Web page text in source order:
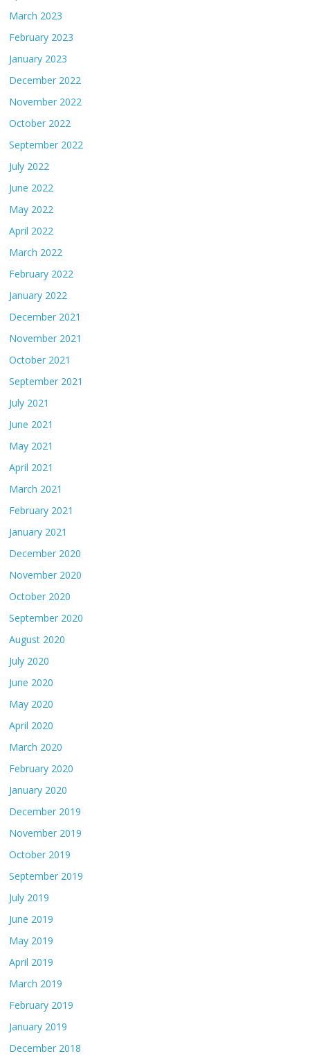
March 2023
February 2023
January 2023
December 2022
November 2022
October 2022
September 2022
July 2022
June 2022
May 2022
April 2022
March 2022
February 2022
January 2022
December 2021
November 2021
October 2021
September 2021
July 2021
June 2021
May 2021
April 2021
March 2021
February 2021
January 2021
December 2020
November 2020
October 2020
September 2020
August 2020
July 2020
June 2020
May 2020
April 2020
March 2020
February 2020
January 2020
December 2019
November 2019
October 2019
September 2019
July 2019
June 2019
May 2019
April 2019
March 2019
February 2019
January 2019
December 2018